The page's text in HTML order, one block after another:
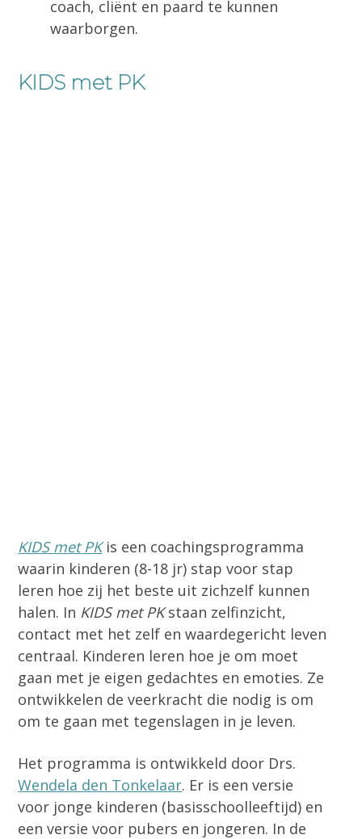
coach, cliënt en paard te kunnen
waarborgen.
KIDS met PK
KIDS met PKis een coachingsprogramma
waarin kinderen (8-18 jr) stap voor stap
leren hoe zij het beste uit zichzelf kunnen
halen. In KIDS met PKstaan zelfinzicht,
contact met het zelf en waardegericht leven
centraal. Kinderen leren hoe je om moet
gaan met je eigen gedachtes en emoties. Ze
ontwikkelen de veerkracht die nodig is om
om te gaan met tegenslagen in je leven.
Het programma is ontwikkeld door Drs.
Wendela den Tonkelaar. Er is een versie
voor jonge kinderen (basisschoolleeftijd) en
een versie voor pubers en jongeren. In de